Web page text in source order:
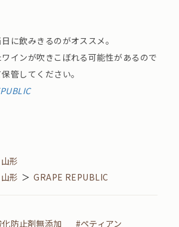
に飲みきるのがオススメ。
インが吹きこぼれる可能性があるので
管してください。
山形
山形 ＞ GRAPE REPUBLIC
防止剤無添加 #ペティアン